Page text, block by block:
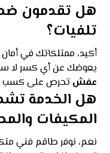
هل تقدمون
تلفيات؟
أكيد، ممتلكاتك في
يعوضك عن أي كسر لا
عفش تحرص على كسب
هل الخدمة
المكيفات
نعم، نوفر طاقم فني